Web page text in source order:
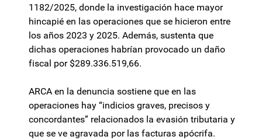
1182/2025, donde la investigación hace mayor
hincapié en las operaciones que se hicieron entre
los años 2023 y 2025. Además, sustenta que
dichas operaciones habrían provocado un daño
fiscal por $289.336.519,66.
ARCA en la denuncia sostiene que en las
operaciones hay “indicios graves, precisos y
concordantes” relacionados la evasión tributaria y
que se ve agravada por las facturas apócrifa.